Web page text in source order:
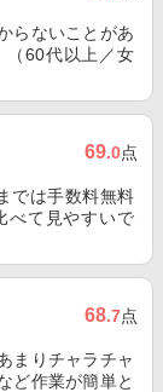
らないことがあ
（60代以上／女
69.0点
では手数料無料
べて見やすいで
68.7点
まりチャラチャ
ど作業が簡単と